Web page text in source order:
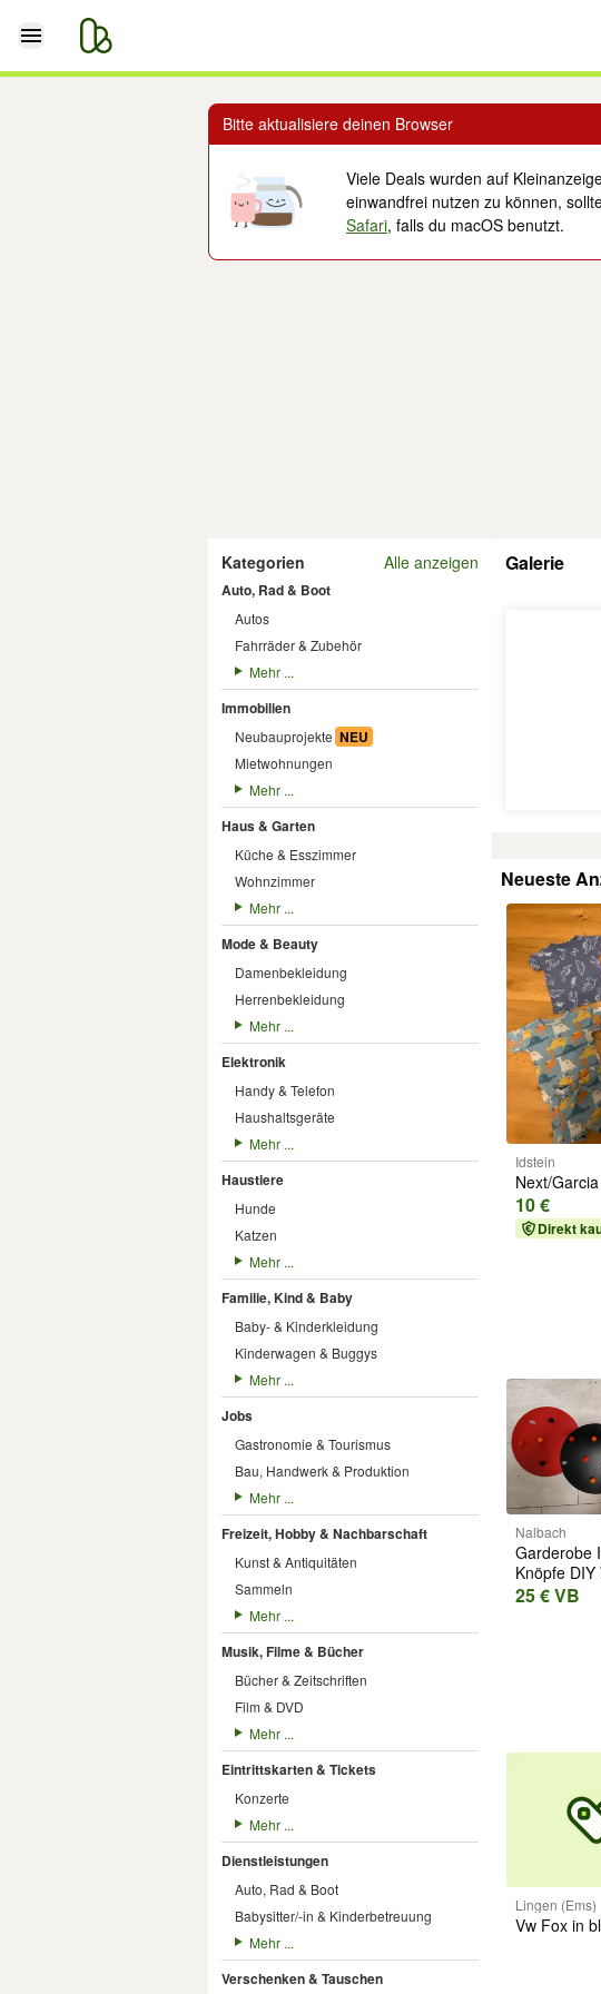
Bitte aktualisiere deinen Browser
Viele Deals wurden auf
einwandfrei nutzen zu können,
Safari, falls du macOS benutzt.
Kategorien Alle anzeigen
Auto, Rad & Boot
Autos
Fahrräder & Zubehör
Mehr ...
Immobilien
Neubauprojekte NEU
Mietwohnungen
Mehr ...
Haus & Garten
Küche & Esszimmer
Wohnzimmer
Mehr ...
Mode & Beauty
Damenbekleidung
Herrenbekleidung
Mehr ...
Elektronik
Handy & Telefon
Haushaltsgeräte
Mehr ...
Haustiere
Hunde
Katzen
Mehr ...
Familie, Kind & Baby
Baby- & Kinderkleidung
Kinderwagen & Buggys
Mehr ...
Jobs
Gastronomie & Tourismus
Bau, Handwerk & Produktion
Mehr ...
Freizeit, Hobby & Nachbarschaft
Kunst & Antiquitäten
Sammeln
Mehr ...
Musik, Filme & Bücher
Bücher & Zeitschriften
Film & DVD
Mehr ...
Eintrittskarten & Tickets
Konzerte
Mehr ...
Dienstleistungen
Auto, Rad & Boot
Babysitter/-in & Kinderbetreuung
Mehr ...
Verschenken & Tauschen
Galerie
Neueste
Idstein
Next/
10 €
Direkt
Nalbach
Garderobe
Knöpfe DIY
Retro pop
25 € VB
Lingen (Ems)
Vw Fox in